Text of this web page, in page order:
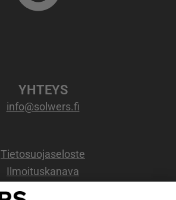
YHTEYS
info@solwers.fi
Tietosuojaseloste
Ilmoituskanava